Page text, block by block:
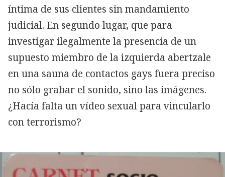
íntima de sus clientes sin mandamiento
judicial. En segundo lugar, que para
investigar ilegalmente la presencia de un
supuesto miembro de la izquierda abertzale
en una sauna de contactos gays fuera preciso
no sólo grabar el sonido, sino las imágenes.
¿Hacía falta un vídeo sexual para vincularlo
con terrorismo?